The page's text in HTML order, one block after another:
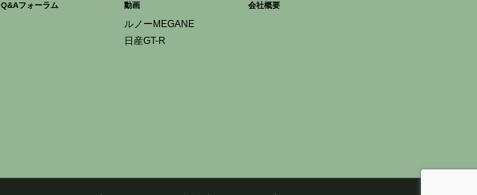
Q&Aフォーラム 動画
ルノーMEGANE
日産GT-R
会社概要